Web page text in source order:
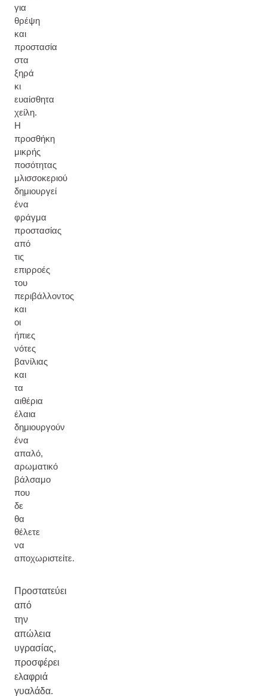
για
θρέψη
και
προστασία
στα
ξηρά
κι
ευαίσθητα
χείλη.
Η
προσθήκη
μικρής
ποσότητας
μλισσοκεριού
δημιουργεί
ένα
φράγμα
προστασίας
από
τις
επιρροές
του
περιβάλλοντος
και
οι
ήπιες
νότες
βανίλιας
και
τα
αιθέρια
έλαια
δημιουργούν
ένα
απαλό,
αρωματικό
βάλσαμο
που
δε
θα
θέλετε
να
αποχωριστείτε.
Προστατεύει
από
την
απώλεια
υγρασίας,
προσφέρει
ελαφριά
γυαλάδα.